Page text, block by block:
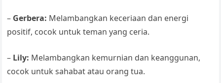
– Gerbera: Melambangkan keceriaan dan energi
positif, cocok untuk teman yang ceria.
– Lily: Melambangkan kemurnian dan keanggunan,
cocok untuk sahabat atau orang tua.